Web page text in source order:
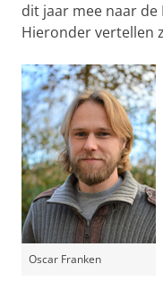
dit jaar mee naar
Hieronder vertellen
Oscar Franken